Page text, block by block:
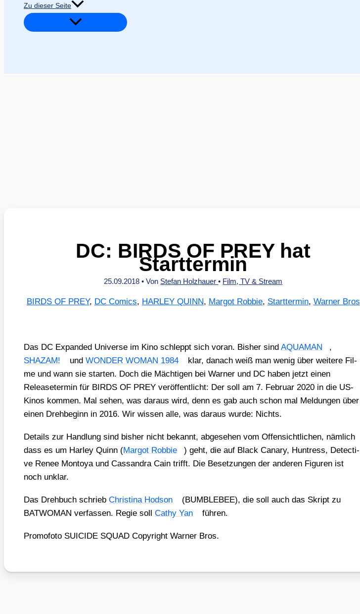
Zu dieser Seite
DC: BIRDS OF PREY hat
Starttermin
25.09.2018• Von Stefan Holzhauer• Film, TV & Stream
BIRDS OF PREY, DC Comics, HARLEY QUINN, Margot Robbie, Starttermin, Warner Bros
Das DC Expan­ded Uni­ver­se im Kino schleppt sich vor­an. Bis­her sind AQUAMAN
,
SHAZAM!
und WONDER WOMAN 1984
klar, danach weiß man wenig über wei­te­re Fil­
me und wann sie star­ten. Doch die Mäch­ti­gen bei War­ner und DC haben jetzt einen
Release­ter­min für BIRDS OF PREY ver­öf­fent­licht: Der soll am 7. Febru­ar 2020 in die US-
Kinos kom­men. Mal sehen, was dar­aus wird, denn es gab auch schon mal Mel­dun­gen über
einen Dreh­be­ginn in 2016. Wir wis­sen alle, was dar­aus wur­de: Nichts.
Details zur Hand­lung sind bis­her nicht bekannt, abge­se­hen vom Offen­sicht­li­chen, näm­lich
dass es um Har­ley Quinn (Mar­got Rob­bie
) geht, die auf Black Cana­ry, Hun­tress, Detec­ti­
ve Renee Mon­toya und Cas­san­dra Cain trifft. Die Beset­zun­gen der ande­ren Figu­ren ist
noch unklar.
Das Dreh­buch schrieb Chris­ti­na Hod­son
(BUMBLEBEE), die soll auch das Skript zu
BATWOMAN ver­fas­sen. Regie soll Cathy Yan füh­ren.
Pro­mo­fo­to SUICIDE SQUAD Copy­right War­ner Bros.